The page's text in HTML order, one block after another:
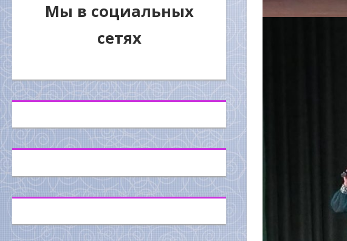
Мы в социальных
сетях